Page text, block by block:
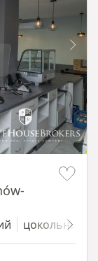
цокольний